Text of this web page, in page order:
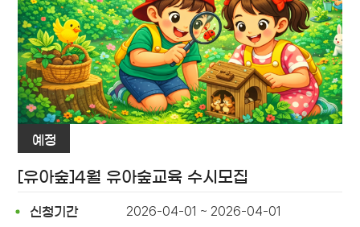
예정
[유아숲]4월 유아숲교육 수시모집
신청기간 2026-04-01 ~ 2026-04-01